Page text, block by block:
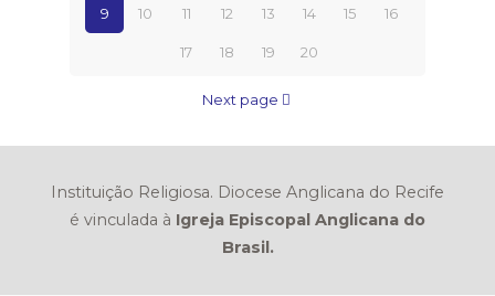
9 10 11 12 13 14 15 16
17 18 19 20
Next page
Instituição Religiosa. Diocese Anglicana do Recife
é vinculada à Igreja Episcopal Anglicana do
Brasil.